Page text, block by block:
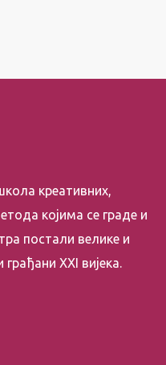
креативних,
којима се граде и
постали велике и
XXI вијека.